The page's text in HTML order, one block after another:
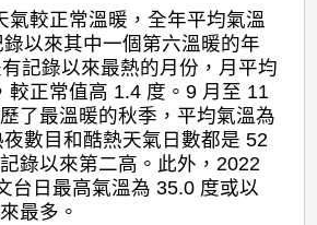
氣較正常溫暖，全年平均氣溫
以來其中一個第六溫暖的年
記錄以來最熱的月份，月平均
較正常值高 1.4 度。9 月至 11
了最溫暖的秋季，平均氣溫為
數目和酷熱天氣日數都是 52
錄以來第二高。此外，2022
台日最高氣溫為 35.0 度或以
最多。